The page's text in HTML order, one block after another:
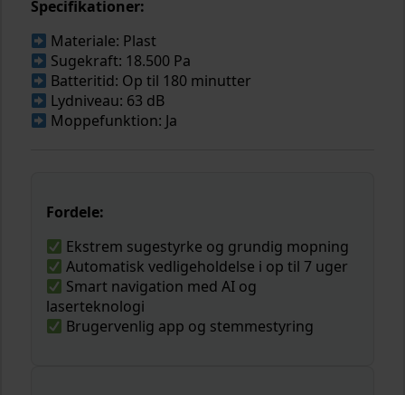
Specifikationer:
Materiale: Plast
Sugekraft: 18.500 Pa
Batteritid: Op til 180 minutter
Lydniveau: 63 dB
Moppefunktion: Ja
Fordele:
Ekstrem sugestyrke og grundig mopning
Automatisk vedligeholdelse i op til 7 uger
Smart navigation med AI og
laserteknologi
Brugervenlig app og stemmestyring